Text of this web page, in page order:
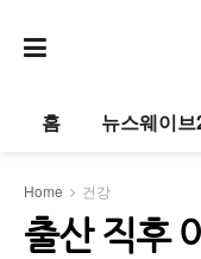
홈 뉴스웨이
Home 건강
출산 직후